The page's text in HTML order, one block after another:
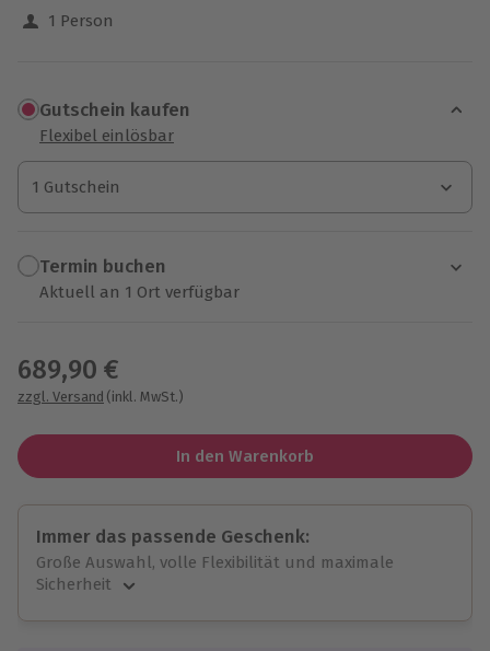
1 Person
Gutschein kaufen
Flexibel einlösbar
1 Gutschein
1 Gutschein
1 Gutschein
Termin buchen
Aktuell an 1 Ort verfügbar
689,90 €
zzgl. Versand (inkl. MwSt.)
In den Warenkorb
Immer das passende Geschenk:
Große Auswahl, volle Flexibilität und maximale
Sicherheit